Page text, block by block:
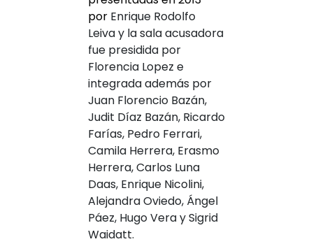
por Enrique Rodolfo
Leiva y la sala acusadora
fue presidida por
Florencia Lopez e
integrada además por
Juan Florencio Bazán,
Judit Díaz Bazán, Ricardo
Farías, Pedro Ferrari,
Camila Herrera, Erasmo
Herrera, Carlos Luna
Daas, Enrique Nicolini,
Alejandra Oviedo, Ángel
Páez, Hugo Vera y Sigrid
Waidatt.